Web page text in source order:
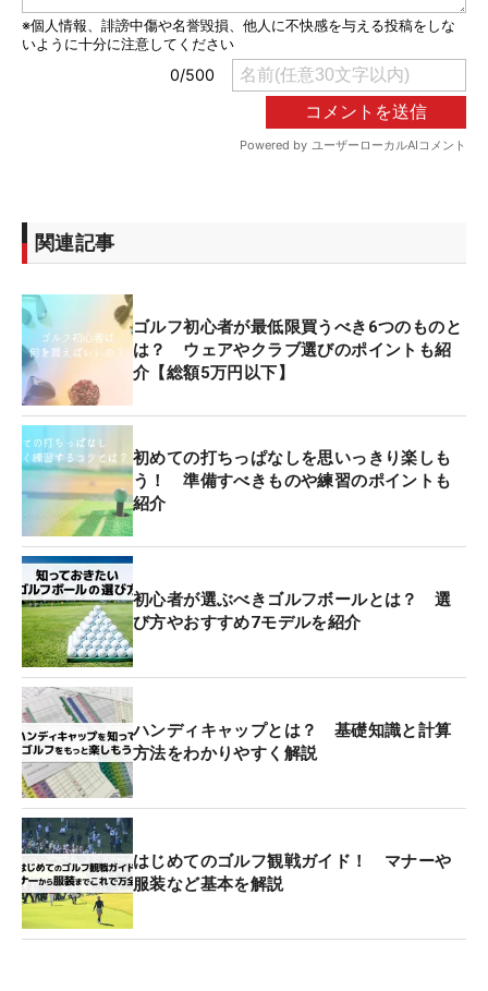
関連記事
ゴルフ初心者が最低限買うべき6つのものと
は？ ウェアやクラブ選びのポイントも紹
介【総額5万円以下】
初めての打ちっぱなしを思いっきり楽しも
う！ 準備すべきものや練習のポイントも
紹介
初心者が選ぶべきゴルフボールとは？ 選
び方やおすすめ7モデルを紹介
ハンディキャップとは？ 基礎知識と計算
方法をわかりやすく解説
はじめてのゴルフ観戦ガイド！ マナーや
服装など基本を解説